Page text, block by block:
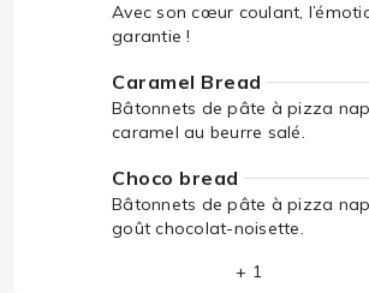
Avec son cœur coulant,
garantie !
Caramel Bread
Bâtonnets de pâte à pizza
caramel au beurre salé.
Choco bread
Bâtonnets de pâte à pizza
goût chocolat-noisette.
+ 1